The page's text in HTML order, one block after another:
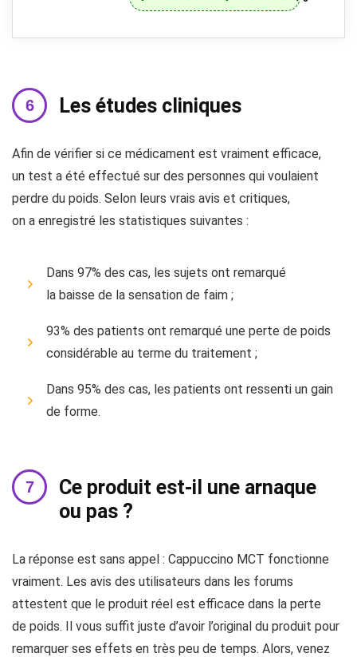
Les études cliniques
Afin de vérifier si ce médicament est vraiment efficace,
un test a été effectué sur des personnes qui voulaient
perdre du poids. Selon leurs vrais avis et critiques,
on a enregistré les statistiques suivantes :
Dans 97% des cas, les sujets ont remarqué
la baisse de la sensation de faim ;
93% des patients ont remarqué une perte de poids
considérable au terme du traitement ;
Dans 95% des cas, les patients ont ressenti un gain
de forme.
Ce produit est-il une arnaque
ou pas ?
La réponse est sans appel : Cappuccino MCT fonctionne
vraiment. Les avis des utilisateurs dans les forums
attestent que le produit réel est efficace dans la perte
de poids. Il vous suffit juste d’avoir l’original du produit pour
remarquer ses effets en très peu de temps. Alors, venez